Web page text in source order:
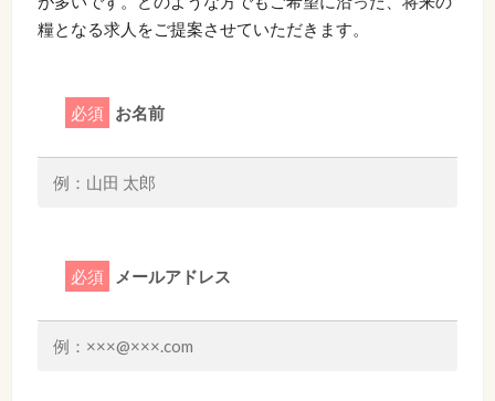
糧となる求人をご提案させていただきます。
必須 お名前
必須 メールアドレス